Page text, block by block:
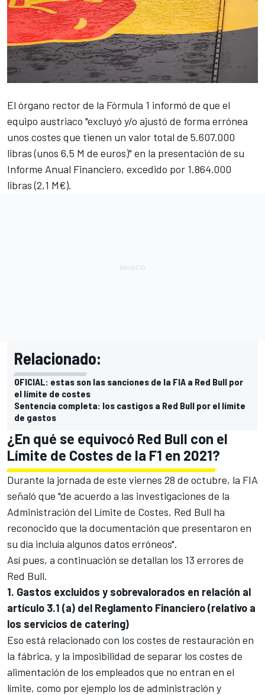
El órgano rector de la Fórmula 1 informó de que el
equipo austriaco "excluyó y/o ajustó de forma errónea
unos costes que tienen un valor total de 5.607.000
libras (unos 6,5 M de euros)" en la presentación de su
Informe Anual Financiero, excedido por 1.864.000
libras (2,1 M€).
Relacionado:
OFICIAL: estas son las sanciones de la FIA a Red Bull por
el límite de costes
Sentencia completa: los castigos a Red Bull por el límite
de gastos
¿En qué se equivocó Red Bull con el
Límite de Costes de la F1 en 2021?
Durante la jornada de este viernes 28 de octubre, la FIA
señaló que "de acuerdo a las investigaciones de la
Administración del Límite de Costes, Red Bull ha
reconocido que la documentación que presentaron en
su día incluía algunos datos erróneos".
Así pues, a continuación se detallan los 13 errores de
Red Bull.
1. Gastos excluidos y sobrevalorados en relación al
artículo 3.1 (a) del Reglamento Financiero (relativo a
los servicios de catering)
Eso está relacionado con los costes de restauración en
la fábrica, y la imposibilidad de separar los costes de
alimentación de los empleados que no entran en el
límite, como por ejemplo los de administración y